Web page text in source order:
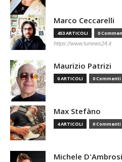
Marco Ceccarelli
453 ARTICOLI 0
https://www.tunews24.it
Maurizio Patrizi
0 ARTICOLI 0 Commenti
Max Stefàno
4 ARTICOLI 0 Commenti
Michele